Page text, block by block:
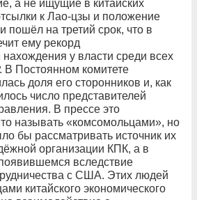
а не ищущие в китайских
к Лао-цзы и положение
пошёл на третий срок, что в
ему рекорд
у власти среди всех
В Постоянном комитете
доля его сторонников и, как
число представителей
В прессе это
называть «комсомольцами», но
бы рассматривать источник их
организации КПК, а в
вследствие
с США. Этих людей
китайского экономического